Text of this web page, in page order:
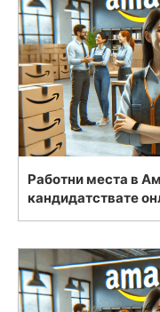
Работни места в
кандидатствате